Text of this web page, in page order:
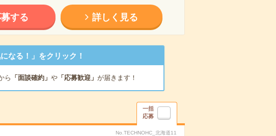
する 詳しく見る
なる！」をクリック！
ら 「面談確約」 や「応募歓迎」 が届きます！
一括
応募
No.TECHNOHC_北海道11